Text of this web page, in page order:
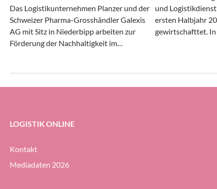
Das Logistikunternehmen Planzer und der
Schweizer Pharma-Grosshändler Galexis
AG mit Sitz in Niederbipp arbeiten zur
Förderung der Nachhaltigkeit im
und
ersten Halbjahr
gewirtschafttet.
Prozent halten
LOGISTIK ONLINE
Kontakt
Mediadaten 2026